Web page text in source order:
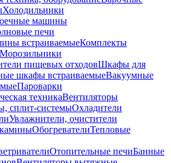
Холодильники
машины
печи
встраиваемыеКомплекты
Морозильники
пищевых отходовШкафы для
шкафы встраиваемыеВакуумные
Пароварки
техникаВентиляторы
сплит-системыОхладители
Увлажнители, очистители
ОбогревателиТепловые
Отопительные печиБанные